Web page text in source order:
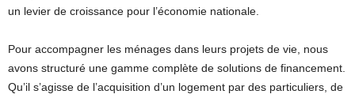
un levier de croissance pour l’économie nationale.
Pour accompagner les ménages dans leurs projets de vie, nous
avons structuré une gamme complète de solutions de financement.
Qu’il s’agisse de l’acquisition d’un logement par des particuliers, de